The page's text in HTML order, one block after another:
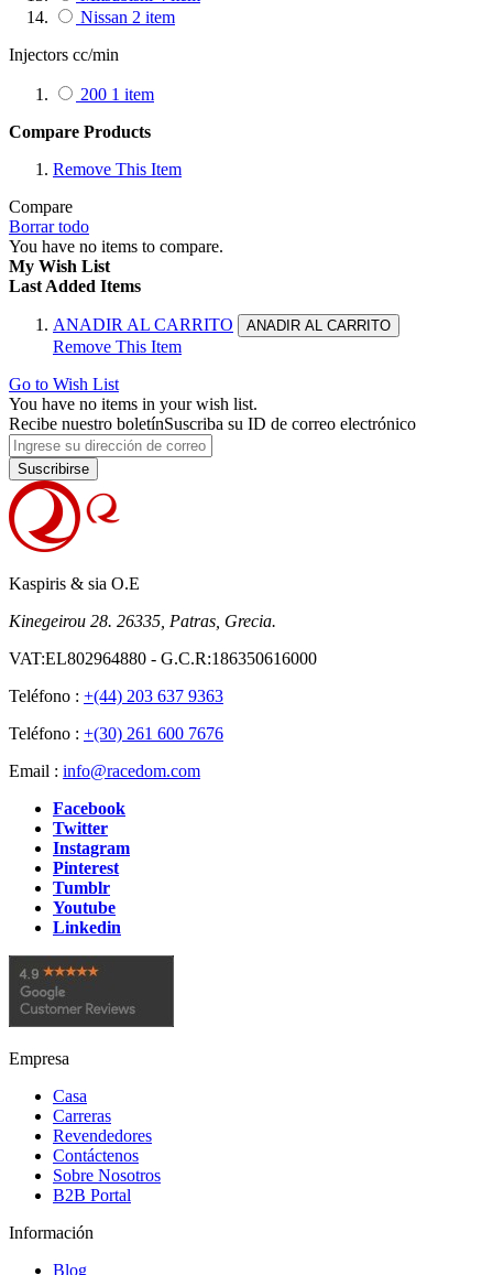
Nissan 2 item
Injectors cc/min
200 1 item
Compare Products
Remove This Item
Compare
Borrar todo
You have no items to compare.
My Wish List
Last Added Items
ANADIR AL CARRITO ANADIR AL CARRITO
Remove This Item
Go to Wish List
You have no items in your wish list.
Recibe nuestro boletínSuscriba su ID de correo electrónico
Suscribirse
Kaspiris & sia O.E
Kinegeirou 28. 26335, Patras, Grecia.
VAT:EL802964880 - G.C.R:186350616000
Teléfono : +(44) 203 637 9363
Teléfono : +(30) 261 600 7676
Email : info@racedom.com
Facebook
Twitter
Instagram
Pinterest
Tumblr
Youtube
Linkedin
Empresa
Casa
Carreras
Revendedores
Contáctenos
Sobre Nosotros
B2B Portal
Información
Blog